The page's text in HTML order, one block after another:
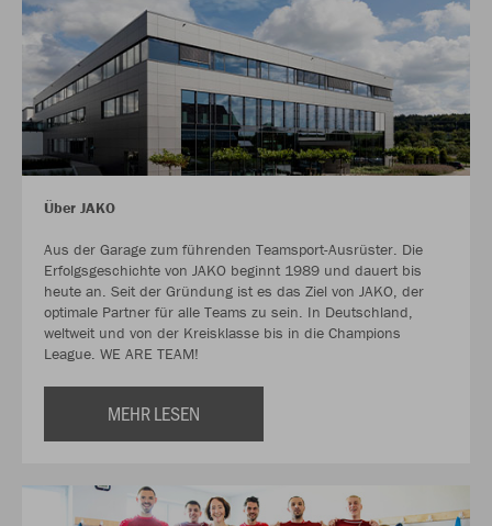
Über JAKO
Aus der Garage zum führenden Teamsport-Ausrüster. Die
Erfolgsgeschichte von JAKO beginnt 1989 und dauert bis
heute an. Seit der Gründung ist es das Ziel von JAKO, der
optimale Partner für alle Teams zu sein. In Deutschland,
weltweit und von der Kreisklasse bis in die Champions
League. WE ARE TEAM!
MEHR LESEN